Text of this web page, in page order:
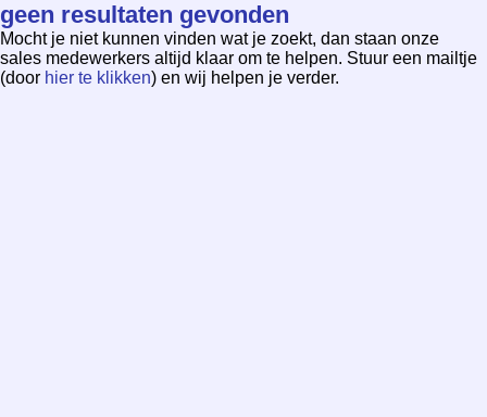
geen resultaten gevonden
Mocht je niet kunnen vinden wat je zoekt, dan staan onze
sales medewerkers altijd klaar om te helpen. Stuur een mailtje
(door hier te klikken) en wij helpen je verder.